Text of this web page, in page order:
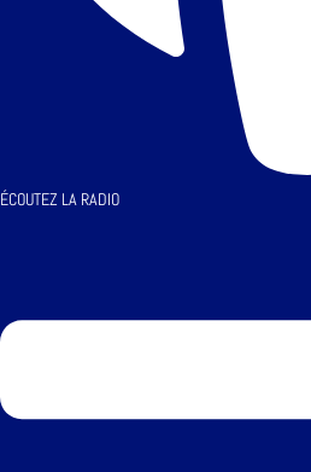
ÉCOUTEZ LA RADIO